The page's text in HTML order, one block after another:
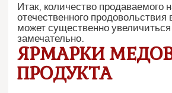
Итак, количество продаваемого
отечественного продовольствия
может существенно
замечательно.
ЯРМАРКИ
ПРОДУКТА